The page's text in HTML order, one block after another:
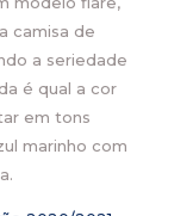
camisa de
a seriedade
é qual a cor
em tons
marinho com